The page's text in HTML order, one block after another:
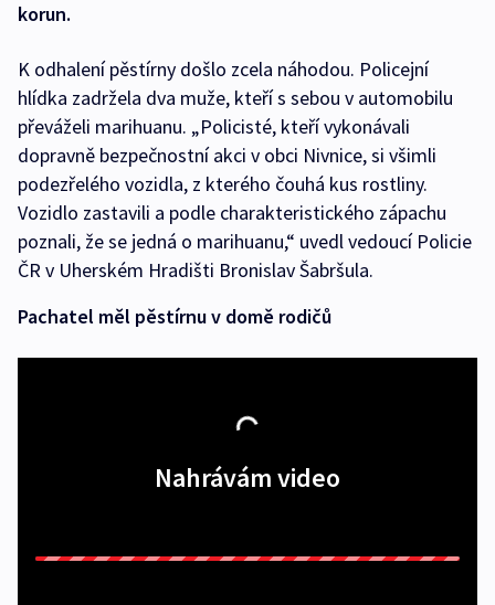
korun.
K odhalení pěstírny došlo zcela náhodou. Policejní
hlídka zadržela dva muže, kteří s sebou v automobilu
převáželi marihuanu. „Policisté, kteří vykonávali
dopravně bezpečnostní akci v obci Nivnice, si všimli
podezřelého vozidla, z kterého čouhá kus rostliny.
Vozidlo zastavili a podle charakteristického zápachu
poznali, že se jedná o marihuanu,“ uvedl vedoucí Policie
ČR v Uherském Hradišti Bronislav Šabršula.
Pachatel měl pěstírnu v domě rodičů
Nahrávám video